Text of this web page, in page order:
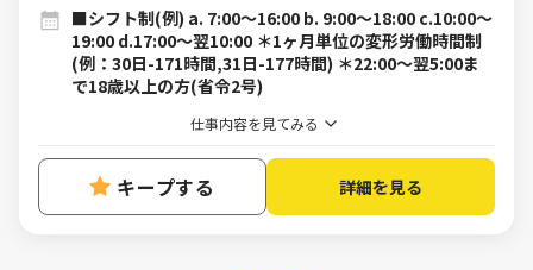
■シフト制(例) a. 7:00～16:00 b. 9:00～18:00 c.10:00～
19:00 d.17:00～翌10:00 ＊1ヶ月単位の変形労働時間制
(例：30日-171時間,31日-177時間) ＊22:00～翌5:00ま
で18歳以上の方(省令2号)
仕事内容を見てみる
キープする 詳細を見る